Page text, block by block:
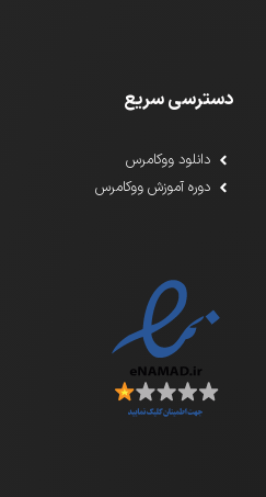
دسترسی سریع
دانلود ووکامرس
دوره آموزش ووکامرس